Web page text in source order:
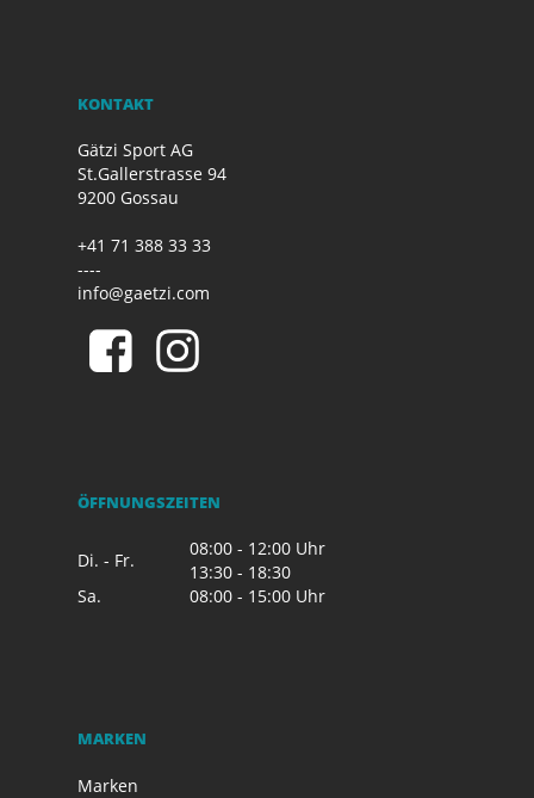
KONTAKT
Gätzi Sport AG
St.Gallerstrasse 94
9200 Gossau
+41 71 388 33 33
----
info@gaetzi.com
ÖFFNUNGSZEITEN
Di. - Fr.
08:00 - 12:00 Uhr
13:30 - 18:30
Sa.
08:00 - 15:00 Uhr
MARKEN
Marken